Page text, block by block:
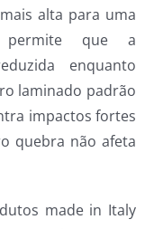
alta para uma
permite que a
enquanto
laminado padrão
impactos fortes
quebra não afeta
made in Italy